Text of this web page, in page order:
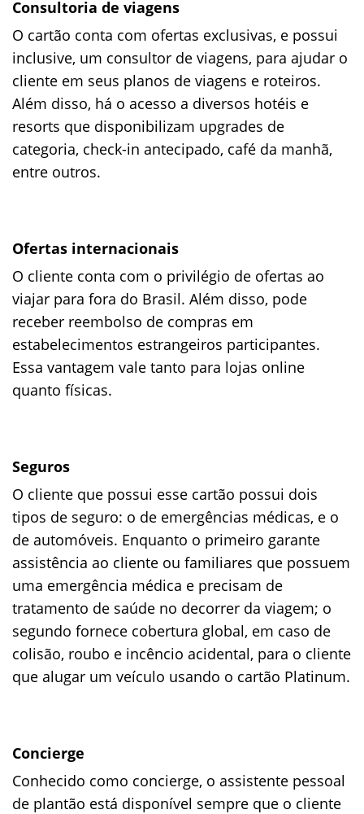
Consultoria de viagens
O cartão conta com ofertas exclusivas, e possui
inclusive, um consultor de viagens, para ajudar o
cliente em seus planos de viagens e roteiros.
Além disso, há o acesso a diversos hotéis e
resorts que disponibilizam upgrades de
categoria, check-in antecipado, café da manhã,
entre outros.
Ofertas internacionais
O cliente conta com o privilégio de ofertas ao
viajar para fora do Brasil. Além disso, pode
receber reembolso de compras em
estabelecimentos estrangeiros participantes.
Essa vantagem vale tanto para lojas online
quanto físicas.
Seguros
O cliente que possui esse cartão possui dois
tipos de seguro: o de emergências médicas, e o
de automóveis. Enquanto o primeiro garante
assistência ao cliente ou familiares que possuem
uma emergência médica e precisam de
tratamento de saúde no decorrer da viagem; o
segundo fornece cobertura global, em caso de
colisão, roubo e incêncio acidental, para o cliente
que alugar um veículo usando o cartão Platinum.
Concierge
Conhecido como concierge, o assistente pessoal
de plantão está disponível sempre que o cliente